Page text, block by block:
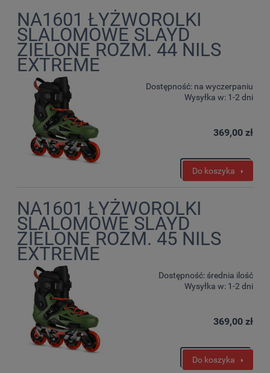
NA1601 ŁYŻWOROLKI
SLALOMOWE SLAYD
ZIELONE ROZM. 44 NILS
EXTREME
Dostępność: na wyczerpaniu
Wysyłka w: 1-2 dni
369,00 zł
Do koszyka
NA1601 ŁYŻWOROLKI
SLALOMOWE SLAYD
ZIELONE ROZM. 45 NILS
EXTREME
Dostępność: średnia ilość
Wysyłka w: 1-2 dni
369,00 zł
Do koszyka